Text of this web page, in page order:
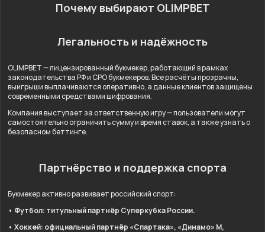
Почему выбирают OLIMPBET
Легальность и надёжность
OLIMPBET — лицензированный букмекер, работающий в рамках
законодательства РФ и СРО букмекеров. Все расчёты прозрачны,
выигрыши выплачиваются оперативно, а данные клиентов защищены
современными средствами шифрования.
Компания выступает за ответственную игру — пользователи могут
самостоятельно ограничить сумму и время ставок, а также узнать о
безопасном беттинге.
Партнёрство и поддержка спорта
Букмекер активно развивает российский спорт:
• Футбол: титульный партнёр Суперкубка России.
• Хоккей: официальный партнёр «Спартака», «Динамо» М,